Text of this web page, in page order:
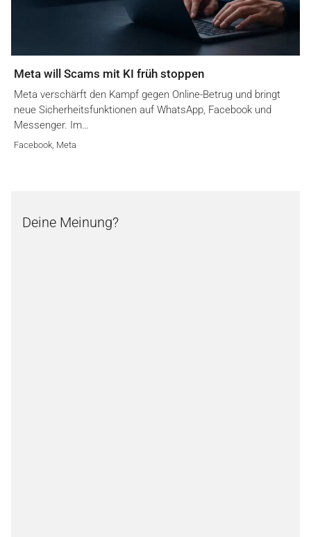
Meta will Scams mit KI früh stoppen
Meta verschärft den Kampf gegen Online-Betrug und bringt
neue Sicherheitsfunktionen auf WhatsApp, Facebook und
Messenger. Im…
Facebook, Meta
Deine Meinung?